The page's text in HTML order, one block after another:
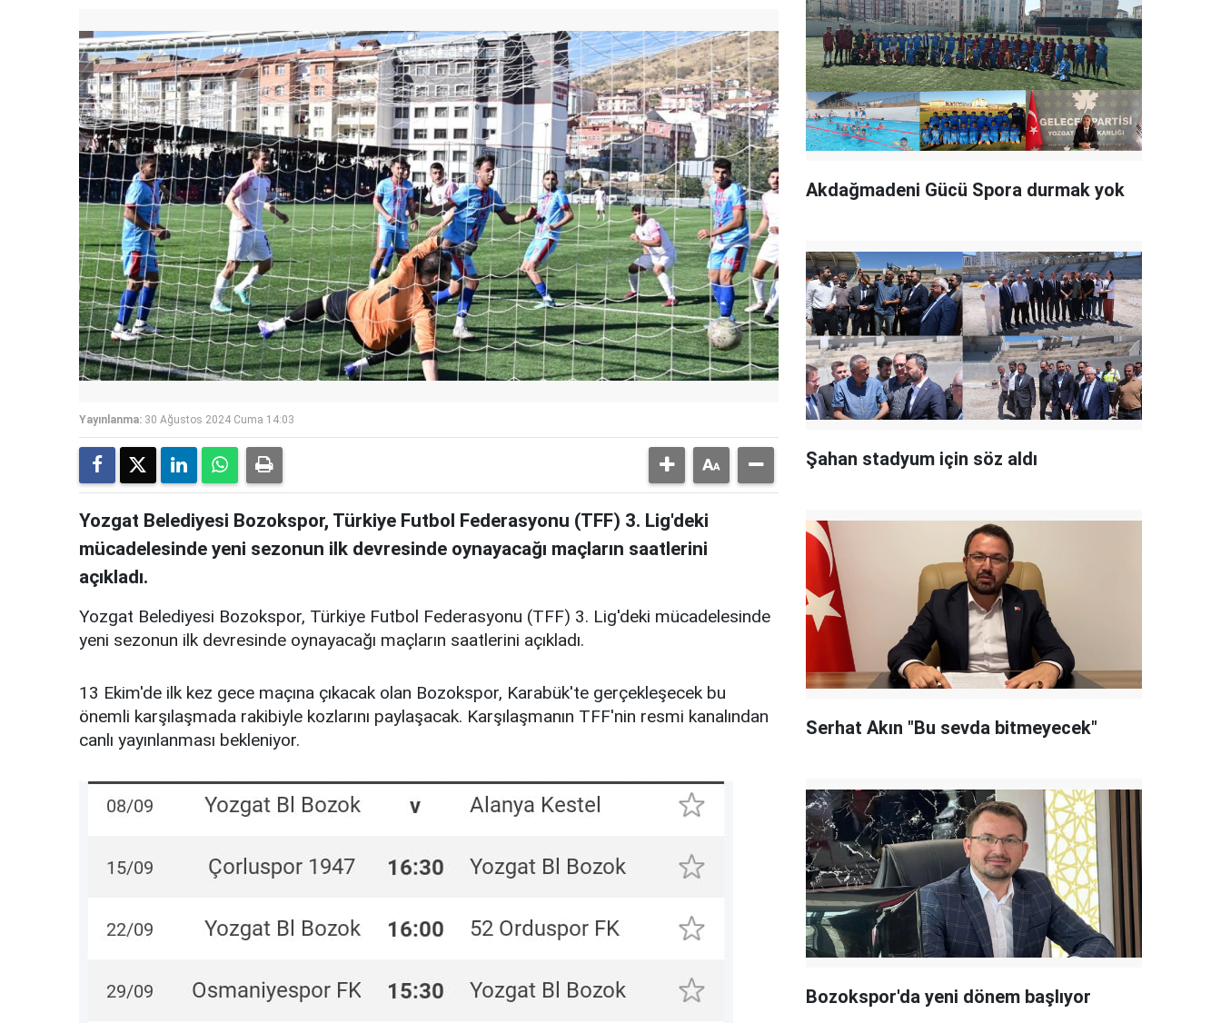
Yayınlanma: 30 Ağustos 2024 Cuma 14:03
Yozgat Belediyesi Bozokspor, Türkiye Futbol Federasyonu (TFF) 3. Lig'deki
mücadelesinde yeni sezonun ilk devresinde oynayacağı maçların saatlerini
açıkladı.
Yozgat Belediyesi Bozokspor, Türkiye Futbol Federasyonu (TFF) 3. Lig'deki mücadelesinde
yeni sezonun ilk devresinde oynayacağı maçların saatlerini açıkladı.
13 Ekim'de ilk kez gece maçına çıkacak olan Bozokspor, Karabük'te gerçekleşecek bu
önemli karşılaşmada rakibiyle kozlarını paylaşacak. Karşılaşmanın TFF'nin resmi kanalından
canlı yayınlanması bekleniyor.
Akdağmadeni Gücü Spora durmak yok
Şahan stadyum için söz aldı
Serhat Akın "Bu sevda bitmeyecek"
Bozokspor'da yeni dönem başlıyor